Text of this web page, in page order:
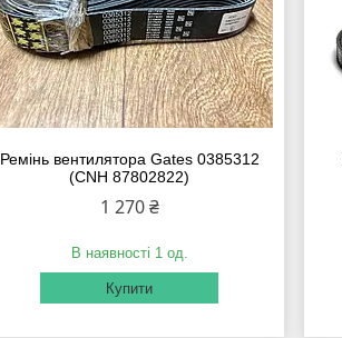
Ремінь вентилятора Gates 0385312
(CNH 87802822)
1 270 ₴
В наявності 1 од.
Купити